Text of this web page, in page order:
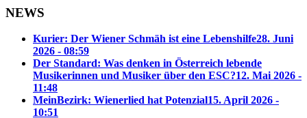
NEWS
Kurier: Der Wiener Schmäh ist eine Lebenshilfe28. Juni
2026 - 08:59
Der Standard: Was denken in Österreich lebende
Musikerinnen und Musiker über den ESC?12. Mai 2026 -
11:48
MeinBezirk: Wienerlied hat Potenzial15. April 2026 -
10:51